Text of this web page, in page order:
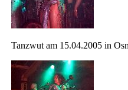
Tanzwut am 15.04.2005 in